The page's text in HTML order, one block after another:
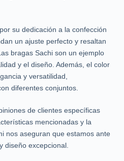
su dedicación a la confección
un ajuste perfecto y resaltan
bragas Sachi son un ejemplo
y el diseño. Además, el color
y versatilidad,
diferentes conjuntos.
de clientes específicas
mencionadas y la
nos aseguran que estamos ante
diseño excepcional.